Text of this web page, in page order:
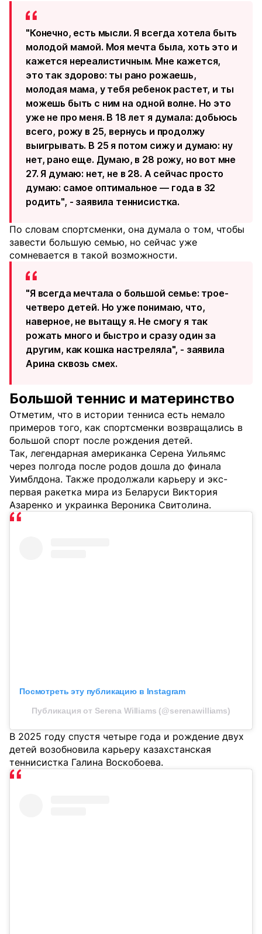
"Конечно, есть мысли. Я всегда хотела быть
молодой мамой. Моя мечта была, хоть это и
кажется нереалистичным. Мне кажется,
это так здорово: ты рано рожаешь,
молодая мама, у тебя ребенок растет, и ты
можешь быть с ним на одной волне. Но это
уже не про меня. В 18 лет я думала: добьюсь
всего, рожу в 25, вернусь и продолжу
выигрывать. В 25 я потом сижу и думаю: ну
нет, рано еще. Думаю, в 28 рожу, но вот мне
27. Я думаю: нет, не в 28. А сейчас просто
думаю: самое оптимальное — года в 32
родить", - заявила теннисистка.
По словам спортсменки, она думала о том, чтобы
завести большую семью, но сейчас уже
сомневается в такой возможности.
"Я всегда мечтала о большой семье: трое-
четверо детей. Но уже понимаю, что,
наверное, не вытащу я. Не смогу я так
рожать много и быстро и сразу один за
другим, как кошка настреляла", - заявила
Арина сквозь смех.
Большой теннис и материнство
Отметим, что в истории тенниса есть немало
примеров того, как спортсменки возвращались в
большой спорт после рождения детей.
Так, легендарная американка Серена Уильямс
через полгода после родов дошла до финала
Уимблдона. Также продолжали карьеру и экс-
первая ракетка мира из Беларуси Виктория
Азаренко и украинка Вероника Свитолина.
Посмотреть эту публикацию в Instagram
Публикация от Serena Williams (@serenawilliams)
В 2025 году спустя четыре года и рождение двух
детей возобновила карьеру казахстанская
теннисистка Галина Воскобоева.